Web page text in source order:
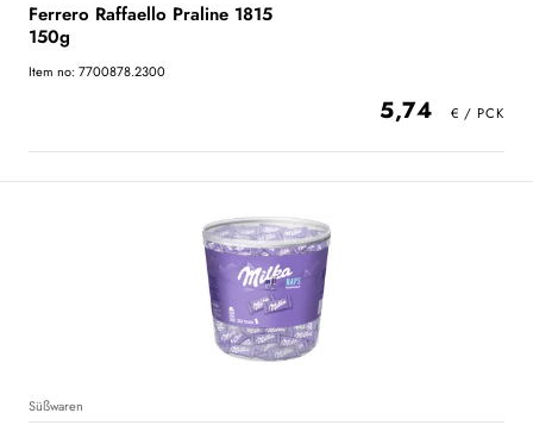
Ferrero Raffaello Praline 1815
150g
Item no: 7700878.2300
5,74
Süßwaren